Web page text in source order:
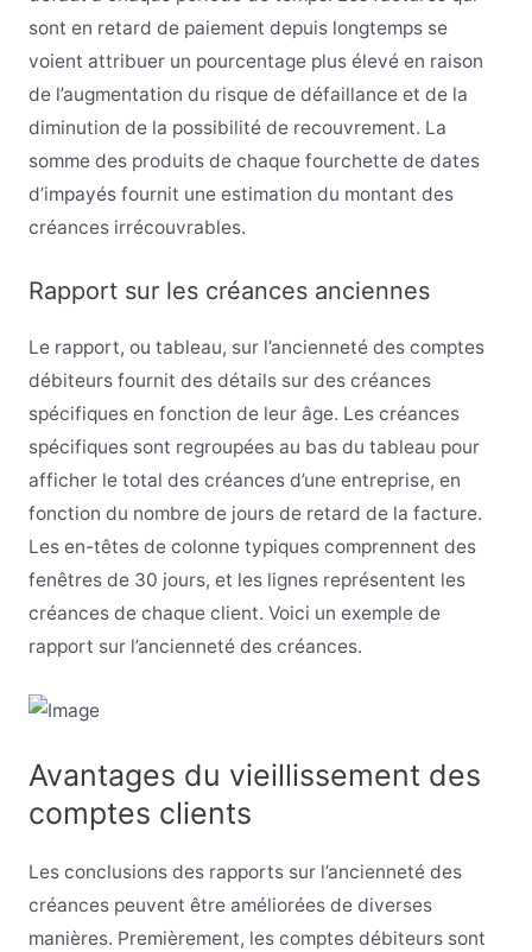
sont en retard de paiement depuis longtemps se
voient attribuer un pourcentage plus élevé en raison
de l’augmentation du risque de défaillance et de la
diminution de la possibilité de recouvrement. La
somme des produits de chaque fourchette de dates
d’impayés fournit une estimation du montant des
créances irrécouvrables.
Rapport sur les créances anciennes
Le rapport, ou tableau, sur l’ancienneté des comptes
débiteurs fournit des détails sur des créances
spécifiques en fonction de leur âge. Les créances
spécifiques sont regroupées au bas du tableau pour
afficher le total des créances d’une entreprise, en
fonction du nombre de jours de retard de la facture.
Les en-têtes de colonne typiques comprennent des
fenêtres de 30 jours, et les lignes représentent les
créances de chaque client. Voici un exemple de
rapport sur l’ancienneté des créances.
Avantages du vieillissement des
comptes clients
Les conclusions des rapports sur l’ancienneté des
créances peuvent être améliorées de diverses
manières. Premièrement, les comptes débiteurs sont